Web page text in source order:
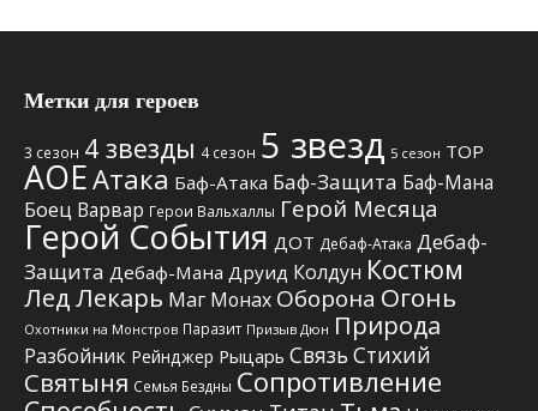
Метки для героев
3 сезон 4 звезды 4 сезон 5 звезд 5 сезон TOP
АОЕАтака Баф-Атака Баф-Защита Баф-Мана
Боец Варвар Герои Вальхаллы Герой Месяца
Герой События ДОТ Дебаф-Атака Дебаф-
Защита Дебаф-Мана Друид Колдун Костюм
ЛедЛекарь Маг Монах Оборона Огонь
Охотники на Монстров Паразит Призыв Дюн Природа
Разбойник Рейнджер Рыцарь Связь Стихий
Святыня Семья Бездны Сопротивление